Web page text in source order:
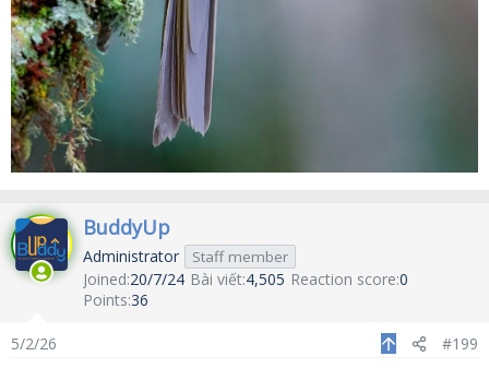
BuddyUp
Administrator Staff member
Joined 20/7/24 Bài viết 4,505 Reaction score 0
Points 36
5/2/26 #199